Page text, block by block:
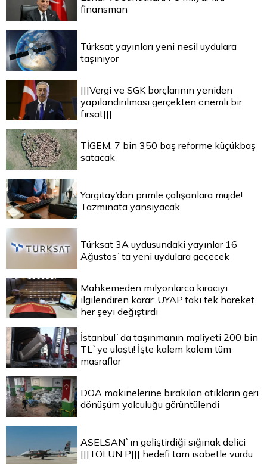
finansman
Türksat yayınları yeni nesil uydulara
taşınıyor
|||Vergi ve SGK borçlarının yeniden
yapılandırılması gerçekten önemli bir
fırsat|||
TİGEM, 7 bin 350 baş reforme küçükbaş
satacak
Yargıtay’dan primle çalışanlara müjde!
Tazminata yansıyacak
Türksat 3A uydusundaki yayınlar 16
Ağustos`ta yeni uydulara geçecek
Mahkemeden milyonlarca kiracıyı
ilgilendiren karar: UYAP’taki tek hareket
her şeyi değiştirdi
İstanbul`da taşınmanın maliyeti 200 bin
TL`ye ulaştı! İşte kalem kalem tüm
masraflar
DOA makinelerine bırakılan atıkların geri
dönüşüm yolculuğu görüntülendi
ASELSAN`ın geliştirdiği sığınak delici
|||TOLUN P||| hedefi tam isabetle vurdu